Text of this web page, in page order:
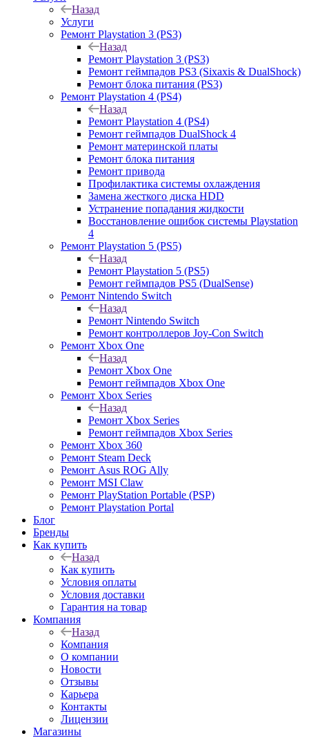
Назад
Услуги
Ремонт Playstation 3 (PS3)
Назад
Ремонт Playstation 3 (PS3)
Ремонт геймпадов PS3 (Sixaxis & DualShock)
Ремонт блока питания (PS3)
Ремонт Playstation 4 (PS4)
Назад
Ремонт Playstation 4 (PS4)
Ремонт геймпадов DualShock 4
Ремонт материнской платы
Ремонт блока питания
Ремонт привода
Профилактика системы охлаждения
Замена жесткого диска HDD
Устранение попадания жидкости
Восстановление ошибок системы Playstation
4
Ремонт Playstation 5 (PS5)
Назад
Ремонт Playstation 5 (PS5)
Ремонт геймпадов PS5 (DualSense)
Ремонт Nintendo Switch
Назад
Ремонт Nintendo Switch
Ремонт контроллеров Joy-Con Switch
Ремонт Xbox One
Назад
Ремонт Xbox One
Ремонт геймпадов Xbox One
Ремонт Xbox Series
Назад
Ремонт Xbox Series
Ремонт геймпадов Xbox Series
Ремонт Xbox 360
Ремонт Steam Deck
Ремонт Asus ROG Ally
Ремонт MSI Claw
Ремонт PlayStation Portable (PSP)
Ремонт Playstation Portal
Блог
Бренды
Как купить
Назад
Как купить
Условия оплаты
Условия доставки
Гарантия на товар
Компания
Назад
Компания
О компании
Новости
Отзывы
Карьера
Контакты
Лицензии
Магазины